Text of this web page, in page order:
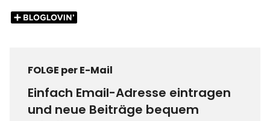
FOLGE per E-Mail
Einfach Email-Adresse eintragen
und neue Beiträge bequem